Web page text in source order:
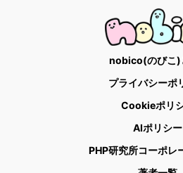
nobico(のびこ)
プライバシーポ
Cookieポリ
AIポリシー
PHP研究所コーポレ